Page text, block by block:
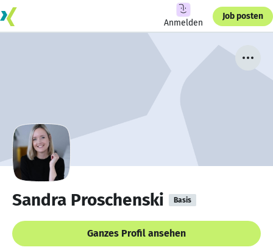
Anmelden
Job posten
Sandra Proschenski Basis
Ganzes Profil ansehen